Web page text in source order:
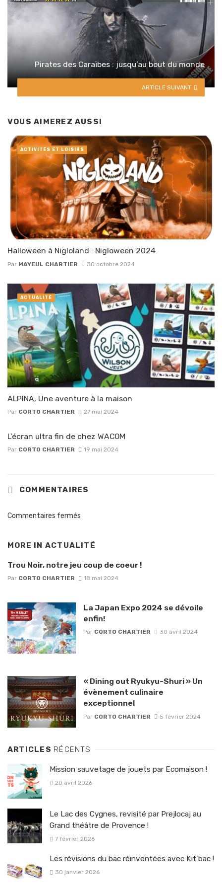
Pirates des Caraïbes : jusqu’au bout du monde
ARTICLE SUIVANT
VOUS AIMEREZ AUSSI
Halloween à Nigloland : Nigloween 2024
Par MAYEUL CHARTIER 30 octobre 2024
ACTIVITÉS ET LOISIRS
ALPINA, Une aventure à la maison
Par CORTO CHARTIER 27 mai 2024
ACTUALITÉ
L’écran ultra fin de chez WACOM
Par CORTO CHARTIER 19 mai 2024
COMMENTAIRES
Commentaires fermés
MORE IN ACTUALITÉ
Trou Noir, notre jeu coup de coeur !
Par CORTO CHARTIER 18 mai 2024
La Japan Expo 2024 se dévoile
enfin!
Par CORTO CHARTIER 30 avril 2024
« Dining out Ryukyu-Shuri » Un
évènement culinaire
exceptionnel
Par CORTO CHARTIER 5 février 2024
ARTICLES RÉCENTS
Mission sauvetage de jouets par Ecomaison !
20 avril 2026
Le Lac des Cygnes, revisité par Prejlocaj au
Grand théâtre de Provence !
7 février 2026
Les révisions du bac réinventées avec Kit’bac !
30 janvier 2026